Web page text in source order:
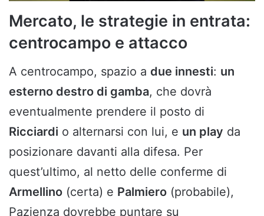
Mercato, le strategie in entrata:
centrocampo e attacco
A centrocampo, spazio a due innesti: un
esterno destro di gamba, che dovrà
eventualmente prendere il posto di
Ricciardi o alternarsi con lui, e un play da
posizionare davanti alla difesa. Per
quest’ultimo, al netto delle conferme di
Armellino (certa) e Palmiero (probabile),
Pazienza dovrebbe puntare su